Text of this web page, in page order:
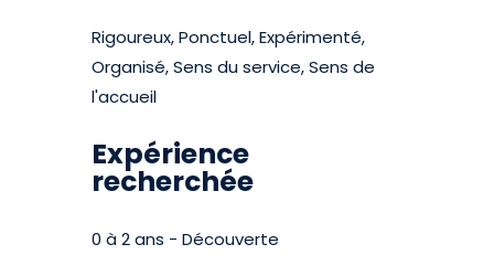
Rigoureux, Ponctuel, Expérimenté,
Organisé, Sens du service, Sens de
l'accueil
Expérience
recherchée
0 à 2 ans - Découverte